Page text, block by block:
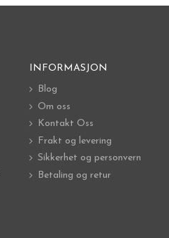
INFORMASJON
Blog
Om oss
Kontakt Oss
Frakt og levering
Sikkerhet og personvern
Betaling og retur